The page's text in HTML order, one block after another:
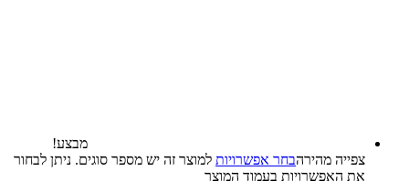
מבצע!
צפייה‬ ‫מהירה‬בחר אפשרויות למוצר זה יש מספר סוגים. ניתן לבחור
את האפשרויות בעמוד המוצר